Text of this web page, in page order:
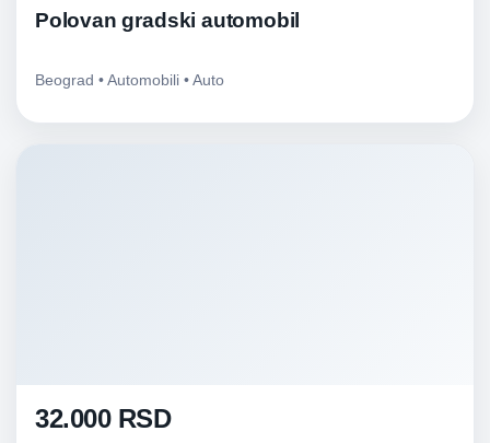
Polovan gradski automobil
Beograd • Automobili • Auto
32.000 RSD